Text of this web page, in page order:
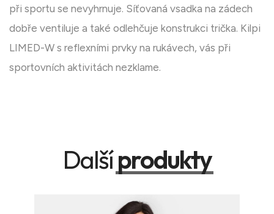
při sportu se nevyhrnuje. Síťovaná vsadka na zádech
dobře ventiluje a také odlehčuje konstrukci trička. Kilpi
LIMED-W s reflexními prvky na rukávech, vás při
sportovních aktivitách nezklame.
Dalšíprodukty